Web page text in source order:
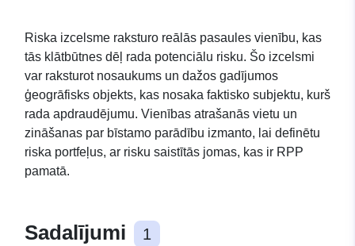
Riska izcelsme raksturo reālās pasaules vienību, kas
tās klātbūtnes dēļ rada potenciālu risku. Šo izcelsmi
var raksturot nosaukums un dažos gadījumos
ģeogrāfisks objekts, kas nosaka faktisko subjektu, kurš
rada apdraudējumu. Vienības atrašanās vietu un
zināšanas par bīstamo parādību izmanto, lai definētu
riska portfeļus, ar risku saistītās jomas, kas ir RPP
pamatā.
Sadalījumi 1